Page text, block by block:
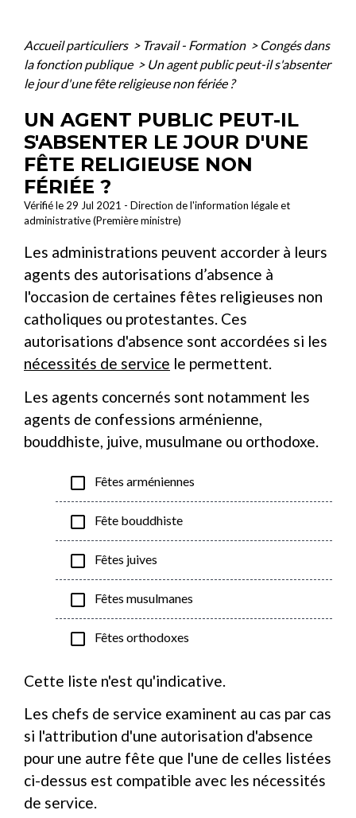
Accueil particuliers > Travail - Formation > Congés dans
la fonction publique > Un agent public peut-il s'absenter
le jour d'une fête religieuse non fériée ?
UN AGENT PUBLIC PEUT-IL
S'ABSENTER LE JOUR D'UNE
FÊTE RELIGIEUSE NON
FÉRIÉE ?
Vérifié le 29 Jul 2021 - Direction de l'information légale et
administrative (Première ministre)
Les administrations peuvent accorder à leurs
agents des autorisations d’absence à
l'occasion de certaines fêtes religieuses non
catholiques ou protestantes. Ces
autorisations d'absence sont accordées si les
nécessités de service le permettent.
Les agents concernés sont notamment les
agents de confessions arménienne,
bouddhiste, juive, musulmane ou orthodoxe.
check_box_outline_blank Fêtes arméniennes
check_box_outline_blank Fête bouddhiste
check_box_outline_blank Fêtes juives
check_box_outline_blank Fêtes musulmanes
check_box_outline_blank Fêtes orthodoxes
Cette liste n'est qu'indicative.
Les chefs de service examinent au cas par cas
si l'attribution d'une autorisation d'absence
pour une autre fête que l'une de celles listées
ci-dessus est compatible avec les nécessités
de service.